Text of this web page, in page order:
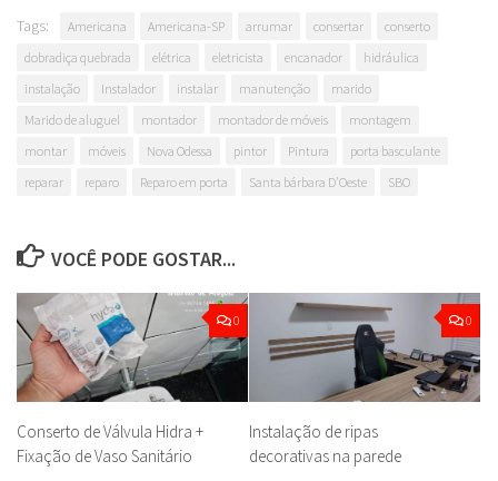
Tags: Americana Americana-SP arrumar consertar
conserto
dobradiça quebrada
elétrica eletricista encanador
hidráulica
instalação
Instalador instalar manutenção
marido
Marido de aluguel
montador montador de móveis
montagem
montar
móveis Nova Odessa pintor Pintura
porta basculante
reparar
reparo Reparo em porta Santa bárbara D'Oeste SBO
VOCÊ PODE GOSTAR...
0
Conserto de Válvula Hidra +
Fixação de Vaso Sanitário
0
Instalação de ripas
decorativas na parede